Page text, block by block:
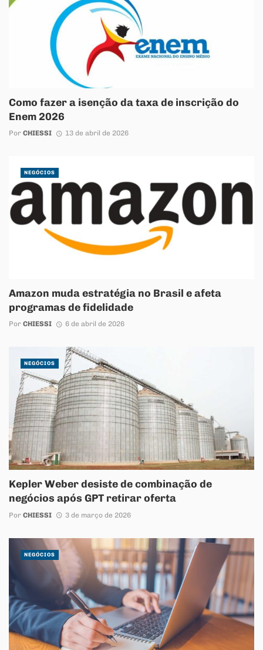
Como fazer a isenção da taxa de inscrição do
Enem 2026
Por CHIESSI 13 de abril de 2026
Amazon muda estratégia no Brasil e afeta
programas de fidelidade
Por CHIESSI 6 de abril de 2026
NEGÓCIOS
Kepler Weber desiste de combinação de
negócios após GPT retirar oferta
Por CHIESSI 3 de março de 2026
NEGÓCIOS
NEGÓCIOS